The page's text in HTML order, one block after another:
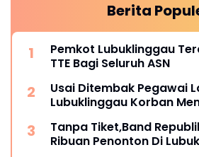
Berita
Pemkot Lubuklinggau
TTE Bagi Seluruh ASN
Usai Ditembak Pegawai
Lubuklinggau Korban
Tanpa Tiket,Band
Ribuan Penonton Di